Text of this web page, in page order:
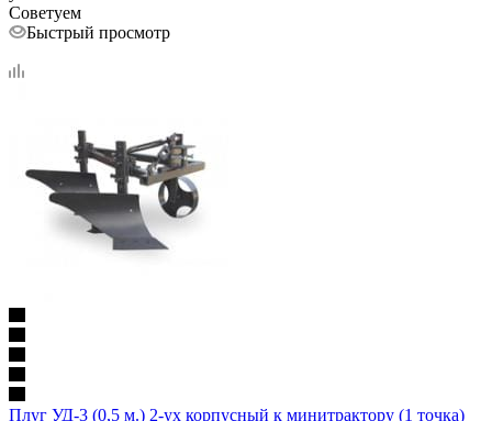
Советуем
Быстрый просмотр
Плуг УД-3 (0,5 м.) 2-ух корпусный к минитрактору (1 точка)